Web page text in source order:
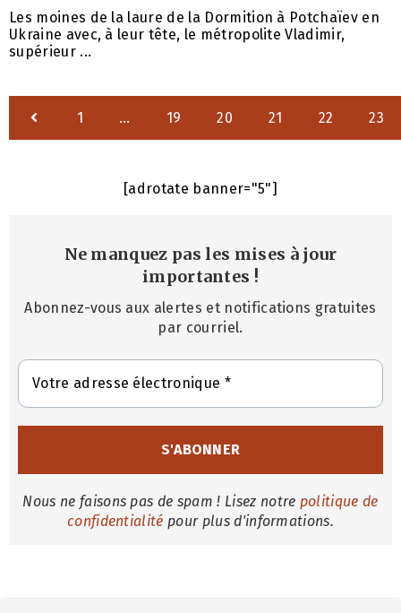
Les moines de la laure de la Dormition à Potchaïev en
Ukraine avec, à leur tête, le métropolite Vladimir,
supérieur ...
1 … 19 20 21 22 23
[adrotate banner="5"]
Ne manquez pas les mises à jour
importantes !
Abonnez-vous aux alertes et notifications gratuites
par courriel.
Nous ne faisons pas de spam ! Lisez notre politique de
confidentialité pour plus d'informations.